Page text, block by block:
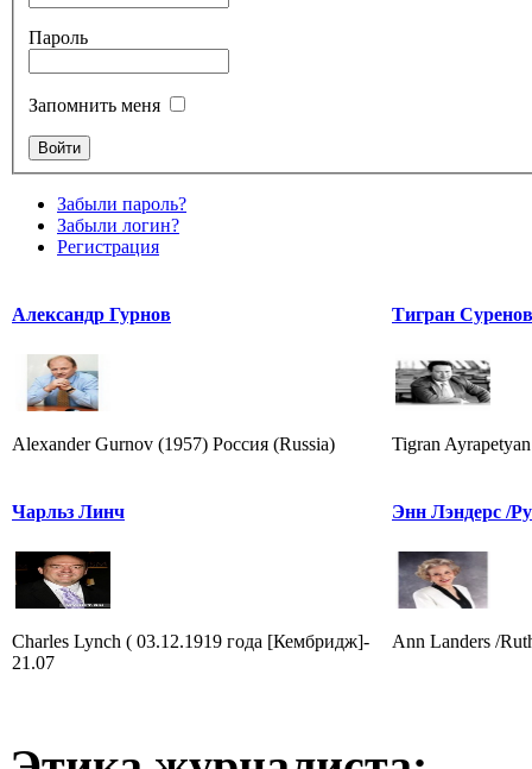
Пароль
Запомнить меня
Забыли пароль?
Забыли логин?
Регистрация
Александр Гурнов
Alexander Gurnov (1957) Россия (Russia)
Тигран
Tigran
Чарльз Линч
Charles Lynch ( 03.12.1919 года [Кембридж]-
21.07
Энн Лэндерс /
Ann Landers /